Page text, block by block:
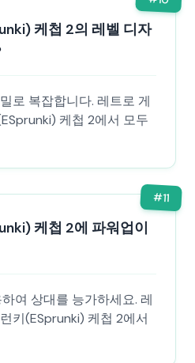
케첩 2의 레벨 디자
로 복잡합니다. 레트로 게
케첩 2에서 모두
#11
케첩 2에 파워업이
여 상대를 능가하세요. 레
키(ESprunki) 케첩 2에서